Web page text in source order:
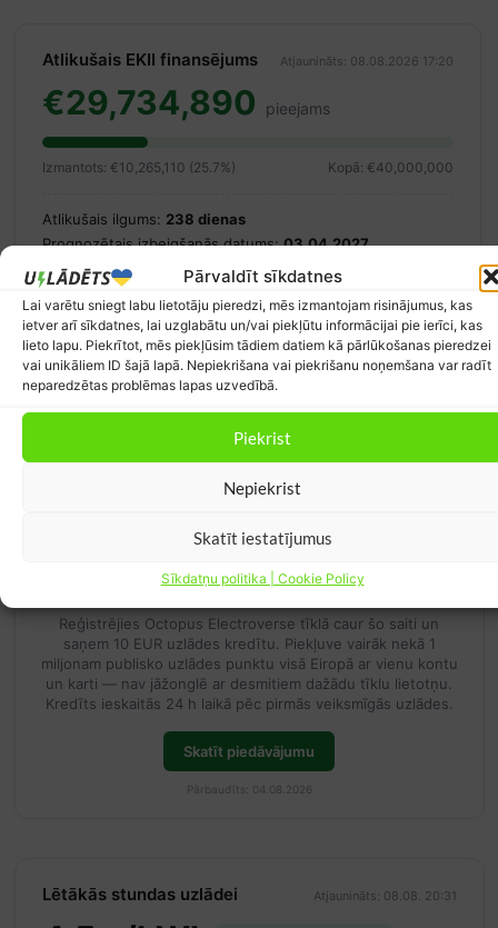
Pārvaldīt sīkdatnes
Lai varētu sniegt labu lietotāju pieredzi, mēs izmantojam risinājumus, kas
ietver arī sīkdatnes, lai uzglabātu un/vai piekļūtu informācijai pie ierīci, kas
lieto lapu. Piekrītot, mēs piekļūsim tādiem datiem kā pārlūkošanas pieredzei
vai unikāliem ID šajā lapā. Nepiekrišana vai piekrišanu noņemšana var radīt
neparedzētas problēmas lapas uzvedībā.
Piekrist
Nepiekrist
Skatīt iestatījumus
Sīkdatņu politika | Cookie Policy
Atlikušais EKII finansējums Atjaunināts: 08.08.2026 17:20
€29,734,890 pieejams
Izmantots: €10,265,110 (25.7%) Kopā: €40,000,000
Atlikušais ilgums: 238 dienas
Prognozētais izbeigšanās datums:03.04.2027
Balstīts uz vidējo tēriņa tempu kopš 18.05.2026 (~€125,184/dienā)
2010 iesniegumi apstrādāti
Avots: ekii.lv
Atlaides un kuponi elektroauto īpašniekiem
10 EUR kupons Octopus Electroverse
Reģistrējies Octopus Electroverse tīklā caur šo saiti un
saņem 10 EUR uzlādes kredītu. Piekļuve vairāk nekā 1
miljonam publisko uzlādes punktu visā Eiropā ar vienu kontu
un karti — nav jāžonglē ar desmitiem dažādu tīklu lietotņu.
Kredīts ieskaitās 24 h laikā pēc pirmās veiksmīgās uzlādes.
Skatīt piedāvājumu
Pārbaudīts: 04.08.2026
Lētākās stundas uzlādei Atjaunināts: 08.08. 20:31